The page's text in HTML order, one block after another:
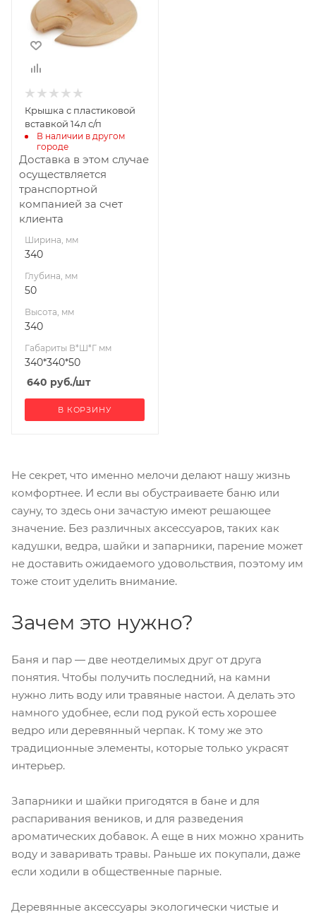
50
Высота, мм
340
Габариты В*Ш*Г мм
Крышка с пластиковой
вставкой 14л с/п
В наличии в другом
городе
Доставка в этом случае
осуществляется
транспортной
компанией за счет
клиента
Ширина, мм
340
Глубина, мм
50
Высота, мм
340
Габариты В*Ш*Г мм
340*340*50
640 руб./шт
В КОРЗИНУ
Не секрет, что именно мелочи делают нашу жизнь
комфортнее. И если вы обустраиваете баню или
сауну, то здесь они зачастую имеют решающее
значение. Без различных аксессуаров, таких как
кадушки, ведра, шайки и запарники, парение может
не доставить ожидаемого удовольствия, поэтому им
тоже стоит уделить внимание.
Зачем это нужно?
Баня и пар — две неотделимых друг от друга
понятия. Чтобы получить последний, на камни
нужно лить воду или травяные настои. А делать это
намного удобнее, если под рукой есть хорошее
ведро или деревянный черпак. К тому же это
традиционные элементы, которые только украсят
интерьер.
Запарники и шайки пригодятся в бане и для
распаривания веников, и для разведения
ароматических добавок. А еще в них можно хранить
воду и заваривать травы. Раньше их покупали, даже
если ходили в общественные парные.
Деревянные аксессуары экологически чистые и